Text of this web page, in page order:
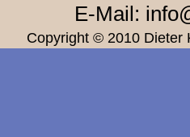
E-Mail:
Copyright © 2010 Dieter